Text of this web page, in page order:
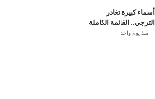
أسماء كبيرة تغادر
الترجي.. القائمة الكاملة
منذ يوم واحد